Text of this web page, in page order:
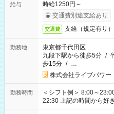
給与
時給1250円～
交通費別途支給あり
交通費 支給（規定有り）
勤務地
東京都千代田区
九段下駅から徒歩5分 /
歩15分 / …
株式会社ライブパワー
勤務時間
＜シフト例＞ 8:00～
22:30 上記の時間から好きな時間を選べます！ ※時間は変更と
なる可能性があります